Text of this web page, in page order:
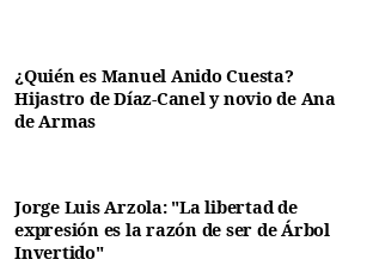
¿Quién es Manuel Anido Cuesta?
Hijastro de Díaz-Canel y novio de Ana
de Armas
Jorge Luis Arzola: "La libertad de
expresión es la razón de ser de Árbol
Invertido"